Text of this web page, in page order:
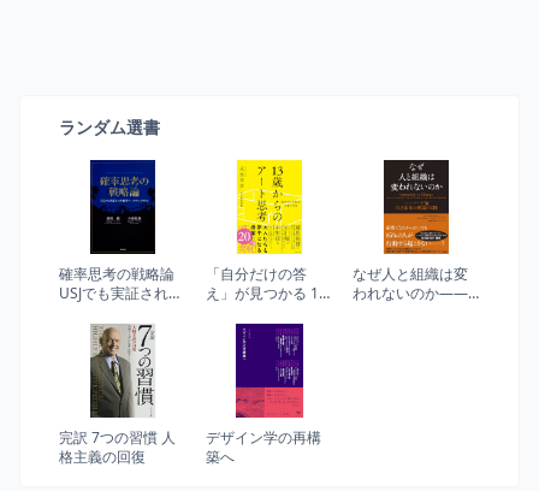
ランダム選書
確率思考の戦略論
USJでも実証された
グの力
「自分だけの答
え」が見つかる 13
なぜ人と組織は変
われないのか――
完訳 7つの習慣 人
格主義の回復
デザイン学の再構
築へ